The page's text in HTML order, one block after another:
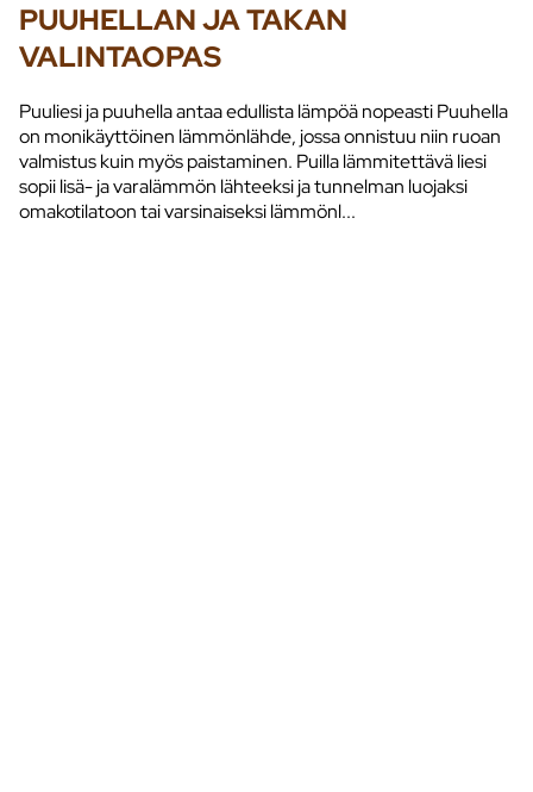
PUUHELLAN JA TAKAN
VALINTAOPAS
Puuliesi ja puuhella antaa edullista lämpöä nopeasti Puuhella
on monikäyttöinen lämmönlähde, jossa onnistuu niin ruoan
valmistus kuin myös paistaminen. Puilla lämmitettävä liesi
sopii lisä- ja varalämmön lähteeksi ja tunnelman luojaksi
omakotilatoon tai varsinaiseksi lämmönl...